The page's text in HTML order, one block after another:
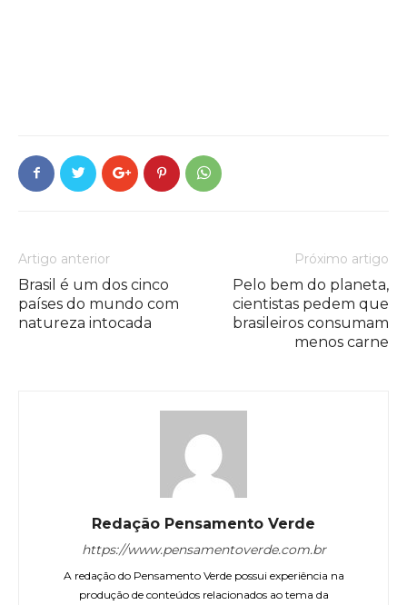
Artigo anterior
Brasil é um dos cinco
países do mundo com
natureza intocada
Próximo artigo
Pelo bem do planeta,
cientistas pedem que
brasileiros consumam
menos carne
Redação Pensamento Verde
https://www.pensamentoverde.com.br
A redação do Pensamento Verde possui experiência na
produção de conteúdos relacionados ao tema da